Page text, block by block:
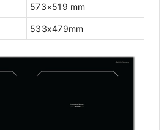
573×519 mm
533x479mm